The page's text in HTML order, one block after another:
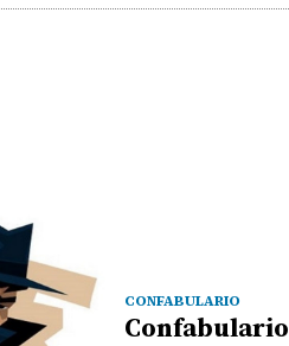
CONFABULARIO
Confabulario